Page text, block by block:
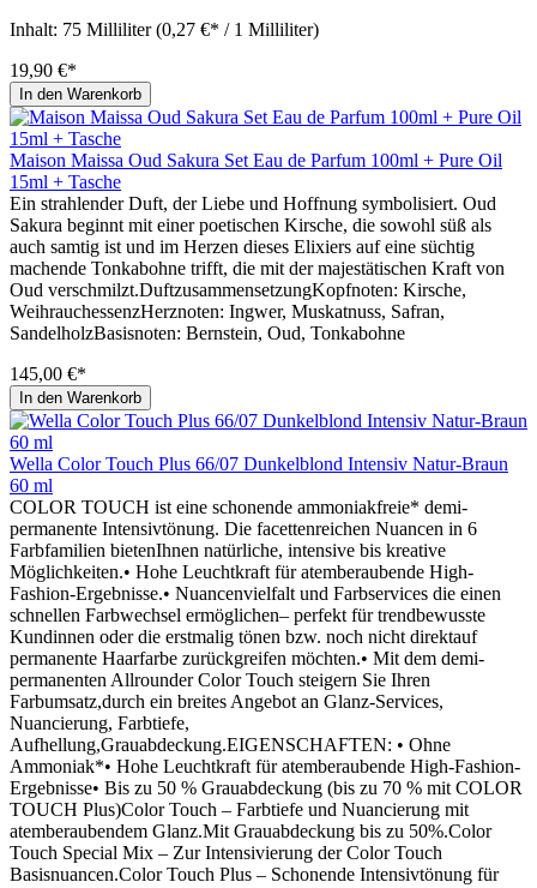
Inhalt: 75 Milliliter(0,27 €* / 1 Milliliter)
19,90 €*
In den Warenkorb
Maison Maissa Oud Sakura Set Eau de Parfum 100ml + Pure Oil
15ml + Tasche
Ein strahlender Duft, der Liebe und Hoffnung symbolisiert. Oud
Sakura beginnt mit einer poetischen Kirsche, die sowohl süß als
auch samtig ist und im Herzen dieses Elixiers auf eine süchtig
machende Tonkabohne trifft, die mit der majestätischen Kraft von
Oud verschmilzt.DuftzusammensetzungKopfnoten: Kirsche,
WeihrauchessenzHerznoten: Ingwer, Muskatnuss, Safran,
SandelholzBasisnoten: Bernstein, Oud, Tonkabohne
145,00 €*
In den Warenkorb
Wella Color Touch Plus 66/07 Dunkelblond Intensiv Natur-Braun
60 ml
COLOR TOUCH ist eine schonende ammoniakfreie* demi-
permanente Intensivtönung. Die facettenreichen Nuancen in 6
Farbfamilien bietenIhnen natürliche, intensive bis kreative
Möglichkeiten.• Hohe Leuchtkraft für atemberaubende High-
Fashion-Ergebnisse.• Nuancenvielfalt und Farbservices die einen
schnellen Farbwechsel ermöglichen– perfekt für trendbewusste
Kundinnen oder die erstmalig tönen bzw. noch nicht direktauf
permanente Haarfarbe zurückgreifen möchten.• Mit dem demi-
permanenten Allrounder Color Touch steigern Sie Ihren
Farbumsatz,durch ein breites Angebot an Glanz-Services,
Nuancierung, Farbtiefe,
Aufhellung,Grauabdeckung.EIGENSCHAFTEN: • Ohne
Ammoniak*• Hohe Leuchtkraft für atemberaubende High-Fashion-
Ergebnisse• Bis zu 50 % Grauabdeckung (bis zu 70 % mit COLOR
TOUCH Plus)Color Touch – Farbtiefe und Nuancierung mit
atemberaubendem Glanz.Mit Grauabdeckung bis zu 50%.Color
Touch Special Mix – Zur Intensivierung der Color Touch
Basisnuancen.Color Touch Plus – Schonende Intensivtönung für